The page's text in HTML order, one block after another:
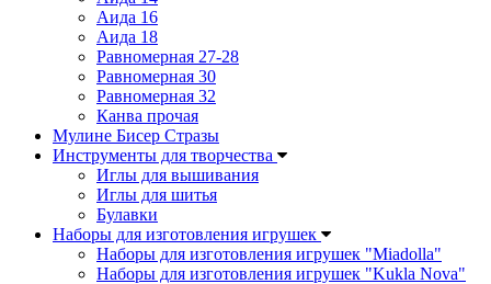
Аида 16
Аида 18
Равномерная 27-28
Равномерная 30
Равномерная 32
Канва прочая
Мулине Бисер Стразы
Инструменты для творчества
Иглы для вышивания
Иглы для шитья
Булавки
Наборы для изготовления игрушек
Наборы для изготовления игрушек "Miadolla"
Наборы для изготовления игрушек "Kukla Nova"